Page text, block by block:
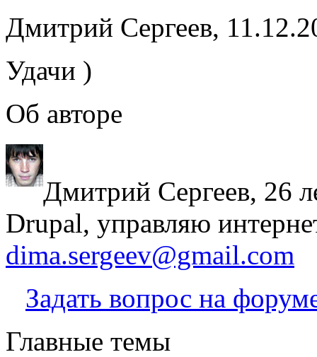
Дмитрий Сергеев,
Удачи )
Об авторе
Дмитрий Сергеев, 26
Drupal, управляю
dima.sergeev@gmail.com
Задать вопрос на
Главные темы